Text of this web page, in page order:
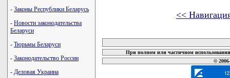
- Законы Республики Беларусь
- Новости законодательства
Беларуси
- Тюрьмы Беларуси
- Законодательство России
- Деловая Украина
<<
При полном или частичном
©